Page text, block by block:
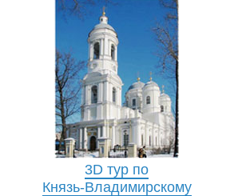
3D тур по
Князь-Владимирскому